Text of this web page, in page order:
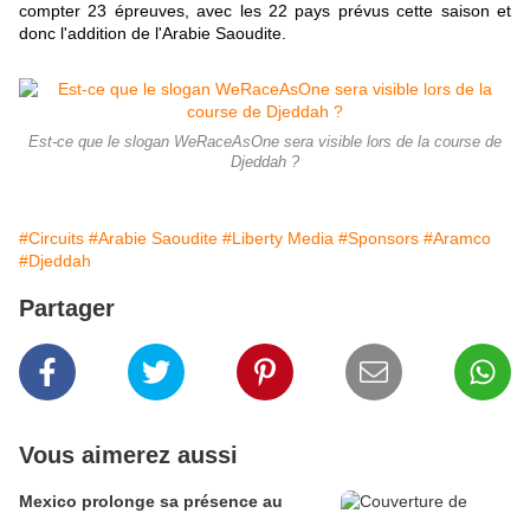
compter 23 épreuves, avec les 22 pays prévus cette saison et
donc l'addition de l'Arabie Saoudite.
Est-ce que le slogan WeRaceAsOne sera visible lors de la course de
Djeddah ?
#Circuits #Arabie Saoudite #Liberty Media #Sponsors #Aramco
#Djeddah
Partager
Vous aimerez aussi
Mexico prolonge sa présence au